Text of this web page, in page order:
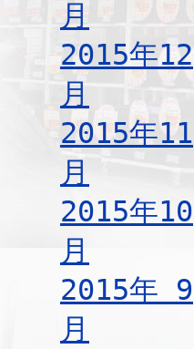
月
2015年12
月
2015年11
月
2015年10
月
2015年 9
月